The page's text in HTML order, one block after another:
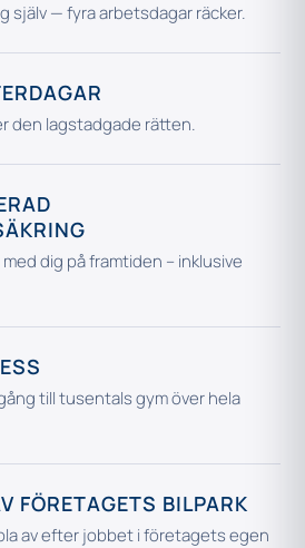
själv — fyra arbetsdagar räcker.
den lagstadgade rätten.
dig på framtiden – inklusive
till tusentals gym över hela
FÖRETAGETS BILPARK
av efter jobbet i företagets egen